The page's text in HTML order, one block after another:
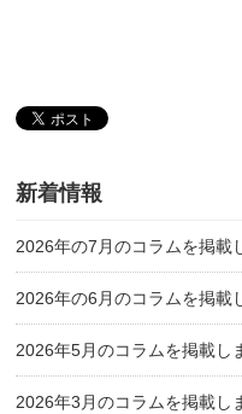
新着情報
2026年の7月のコラムを掲載
2026年の6月のコラムを掲載
2026年5月のコラムを掲載し
2026年3月のコラムを掲載し